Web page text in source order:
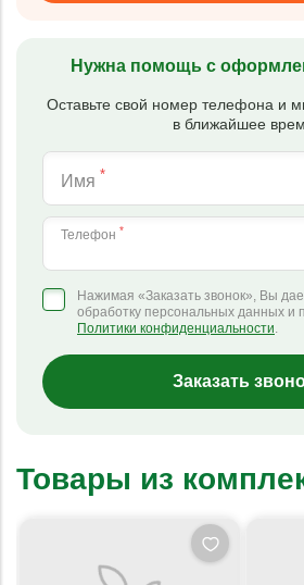
Нужна помощь с
Оставьте свой номер телефона и
в ближайшее
Имя *
Телефон *
Нажимая «Заказать звонок», Вы
обработку персональных данных и
Политики конфиденциальности.
Заказать
Товары из